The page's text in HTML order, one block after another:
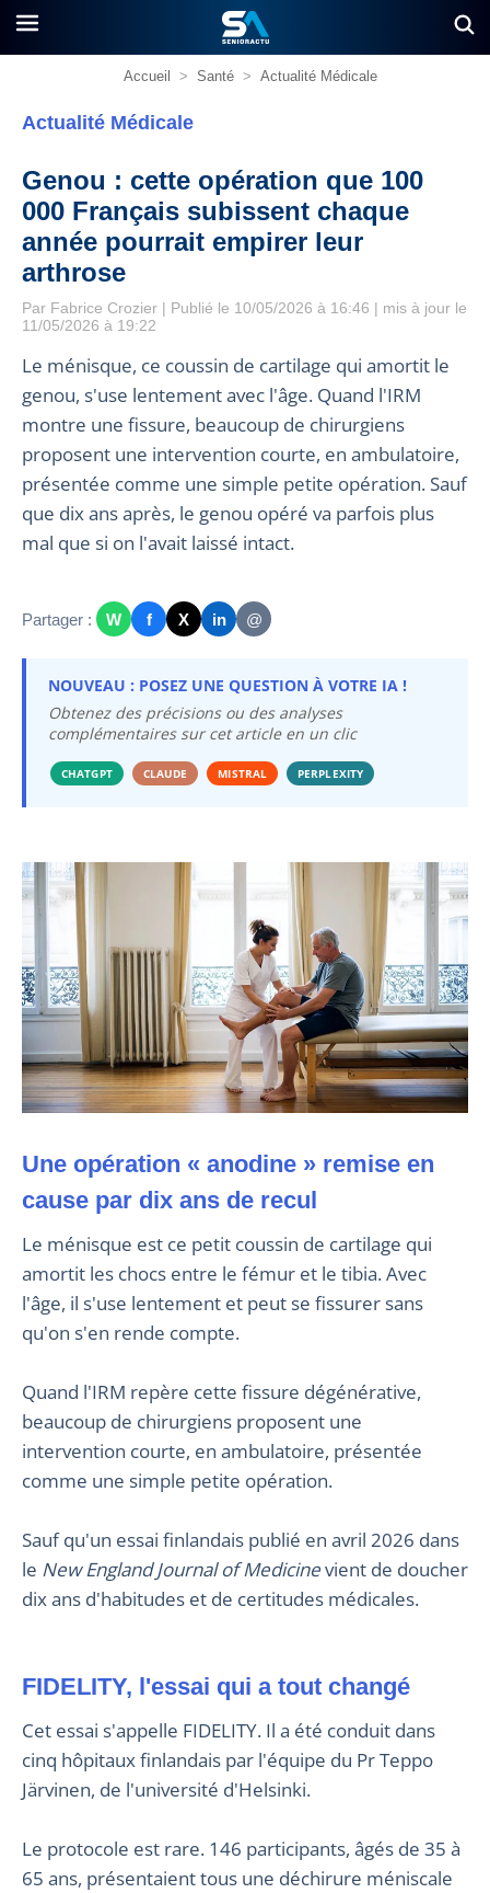
Accueil > Santé > Actualité Médicale
Actualité Médicale
Genou : cette opération que 100
000 Français subissent chaque
année pourrait empirer leur
arthrose
Par Fabrice Crozier | Publié le 10/05/2026 à 16:46 | mis à jour le
11/05/2026 à 19:22
Le ménisque, ce coussin de cartilage qui amortit le
genou, s'use lentement avec l'âge. Quand l'IRM
montre une fissure, beaucoup de chirurgiens
proposent une intervention courte, en ambulatoire,
présentée comme une simple petite opération. Sauf
que dix ans après, le genou opéré va parfois plus
mal que si on l'avait laissé intact.
Partager : W f X in @
NOUVEAU : POSEZ UNE QUESTION À VOTRE IA !
Obtenez des précisions ou des analyses
complémentaires sur cet article en un clic
CHATGPT CLAUDE MISTRAL PERPLEXITY
Une opération « anodine » remise en
cause par dix ans de recul
Le ménisque est ce petit coussin de cartilage qui
amortit les chocs entre le fémur et le tibia. Avec
l'âge, il s'use lentement et peut se fissurer sans
qu'on s'en rende compte.
Quand l'IRM repère cette fissure dégénérative,
beaucoup de chirurgiens proposent une
intervention courte, en ambulatoire, présentée
comme une simple petite opération.
Sauf qu'un essai finlandais publié en avril 2026 dans
le New England Journal of Medicinevient de doucher
dix ans d'habitudes et de certitudes médicales.
FIDELITY, l'essai qui a tout changé
Cet essai s'appelle FIDELITY. Il a été conduit dans
cinq hôpitaux finlandais par l'équipe du Pr Teppo
Järvinen, de l'université d'Helsinki.
Le protocole est rare. 146 participants, âgés de 35 à
65 ans, présentaient tous une déchirure méniscale